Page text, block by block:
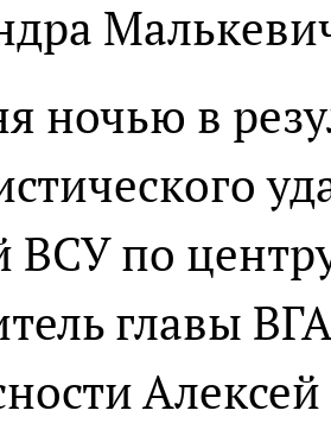
ночью в
ВСУ по
главы